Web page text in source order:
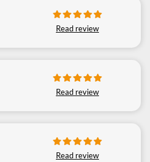
Read review
Read review
Read review